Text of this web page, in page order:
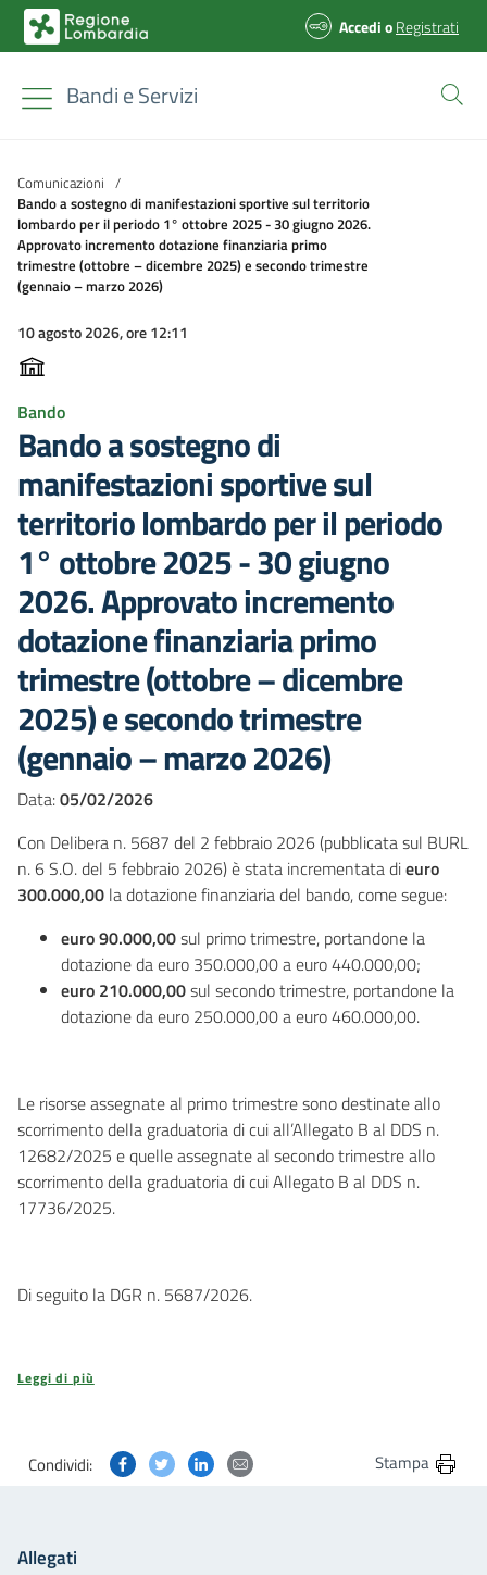
AccedioRegistrati
Bandi e Servizi
Comunicazioni /
Bando a sostegno di manifestazioni sportive sul territorio
lombardo per il periodo 1° ottobre 2025 - 30 giugno 2026.
Approvato incremento dotazione finanziaria primo
trimestre (ottobre – dicembre 2025) e secondo trimestre
(gennaio – marzo 2026)
10 agosto 2026, ore 12:11
Bando
Bando a sostegno di
manifestazioni sportive sul
territorio lombardo per il periodo
1° ottobre 2025 - 30 giugno
2026. Approvato incremento
dotazione finanziaria primo
trimestre (ottobre – dicembre
2025) e secondo trimestre
(gennaio – marzo 2026)
Data:05/02/2026
Con Delibera n. 5687 del 2 febbraio 2026 (pubblicata sul BURL
n. 6 S.O. del 5 febbraio 2026) è stata incrementata dieuro
300.000,00 la dotazione finanziaria del bando, come segue:
euro 90.000,00sul primo trimestre, portandone la
dotazione da euro 350.000,00 a euro 440.000,00;
euro 210.000,00sul secondo trimestre, portandone la
dotazione da euro 250.000,00 a euro 460.000,00.
Le risorse assegnate al primo trimestre sono destinate allo
scorrimento della graduatoria di cui all’Allegato B al DDS n.
12682/2025 e quelle assegnate al secondo trimestre allo
scorrimento della graduatoria di cui Allegato B al DDS n.
17736/2025.
Di seguito la DGR n. 5687/2026.
Leggi di più
Condividi: Condividi questa pagina su Facebook
Condividi questa pagina su Twitter
Condividi questa pagina su Linkedin
Condividi questa pagina via
Stampa
Allegati